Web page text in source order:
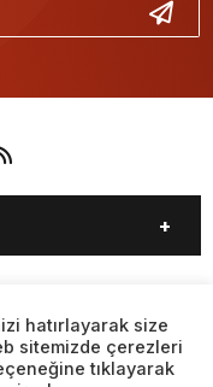
BORSA
hatırlayarak size
sitemizde çerezleri
tıklayarak